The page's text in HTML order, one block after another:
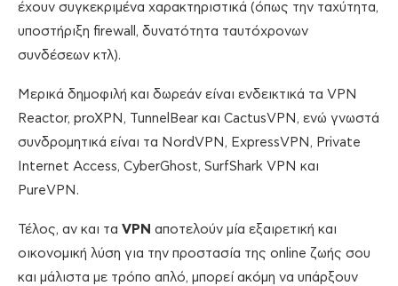
έχουν συγκεκριμένα χαρακτηριστικά (όπως την ταχύτητα,
υποστήριξη firewall, δυνατότητα ταυτόχρονων
συνδέσεων κτλ).
Μερικά δημοφιλή και δωρεάν είναι ενδεικτικά τα VPN
Reactor, proXPN, TunnelBear και CactusVPN, ενώ γνωστά
συνδρομητικά είναι τα NordVPN, ExpressVPN, Private
Internet Access, CyberGhost, SurfShark VPN και
PureVPN.
Τέλος, αν και τα VPN αποτελούν μία εξαιρετική και
οικονομική λύση για την προστασία της online ζωής σου
και μάλιστα με τρόπο απλό, μπορεί ακόμη να υπάρξουν